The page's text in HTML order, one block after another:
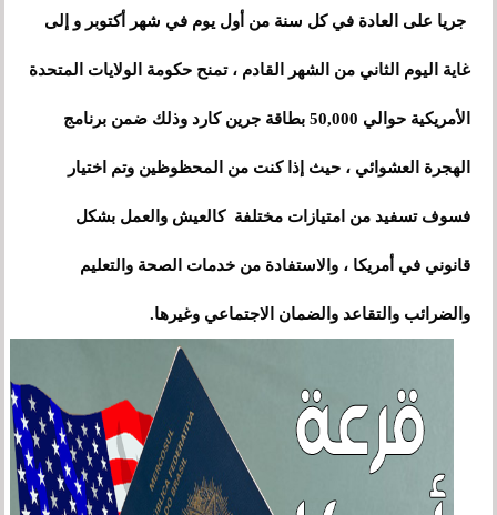
جريا على العادة في كل سنة من أول يوم في شهر أكتوبر و إلى
غاية اليوم الثاني من الشهر القادم ، تمنح حكومة الولايات المتحدة
الأمريكية حوالي 50,000 بطاقة جرين كارد وذلك ضمن برنامج
الهجرة العشوائي ، حيث إذا كنت من المحظوظين وتم اختيار
فسوف تسفيد من امتيازات مختلفة كالعيش والعمل بشكل
قانوني في أمريكا ، والاستفادة من خدمات الصحة والتعليم
والضرائب والتقاعد والضمان الاجتماعي وغيرها.